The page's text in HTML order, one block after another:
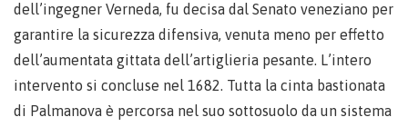
dell’ingegner Verneda, fu decisa dal Senato veneziano per
garantire la sicurezza difensiva, venuta meno per effetto
dell’aumentata gittata dell’artiglieria pesante. L’intero
intervento si concluse nel 1682. Tutta la cinta bastionata
di Palmanova è percorsa nel suo sottosuolo da un sistema